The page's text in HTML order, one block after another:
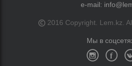
e-mail:
2016 Copyright. Lem.kz.
Мы в